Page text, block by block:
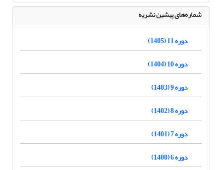
شماره‌های پیشین نشریه
دوره 11 (1405)
دوره 10 (1404)
دوره 9 (1403)
دوره 8 (1402)
دوره 7 (1401)
دوره 6 (1400)